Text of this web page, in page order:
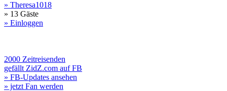
» Theresa1018
» 13 Gäste
» Einloggen
2000 Zeitreisenden
gefällt ZidZ.com auf FB
» FB-Updates ansehen
» jetzt Fan werden